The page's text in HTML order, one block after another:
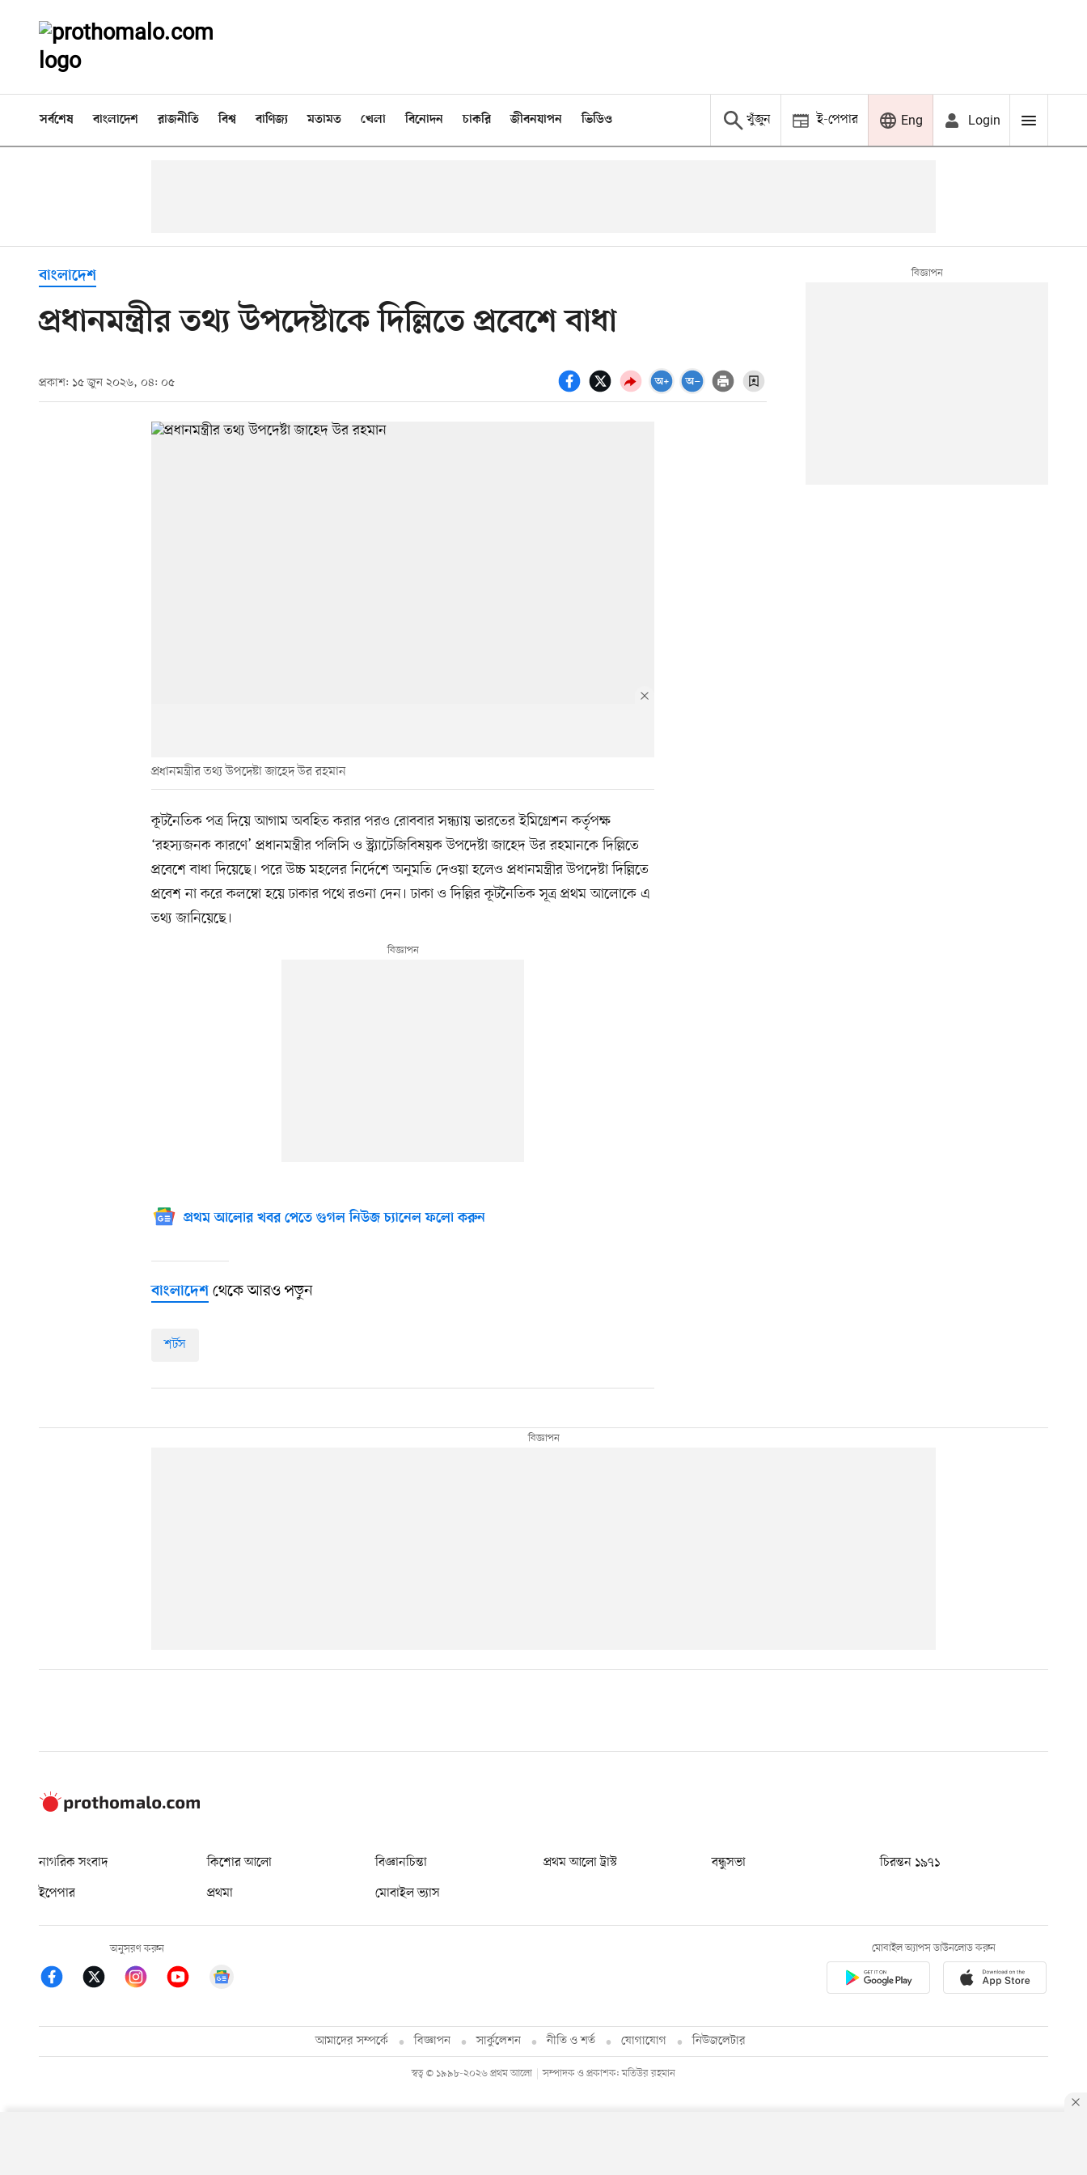
সর্বশেষ বাংলাদেশ রাজনীতি বিশ্ব বাণিজ্য মতামত খেলা বিনোদন চাকরি জীবনযাপন ভিডিও খুঁজুন ই-পেপার Eng Login
বাংলাদেশ
প্রধানমন্ত্রীর তথ্য উপদেষ্টাকে দিল্লিতে প্রবেশে বাধা
প্রকাশ: ১৫ জুন ২০২৬, ০৪: ০৫
প্রধানমন্ত্রীর তথ্য উপদেষ্টা জাহেদ উর রহমান
কূটনৈতিক পত্র দিয়ে আগাম অবহিত করার পরও রোববার সন্ধ্যায় ভারতের ইমিগ্রেশন কর্তৃপক্ষ
‘রহস্যজনক কারণে’ প্রধানমন্ত্রীর পলিসি ও স্ট্র্যাটেজিবিষয়ক উপদেষ্টা জাহেদ উর রহমানকে দিল্লিতে
প্রবেশে বাধা দিয়েছে। পরে উচ্চ মহলের নির্দেশে অনুমতি দেওয়া হলেও প্রধানমন্ত্রীর উপদেষ্টা দিল্লিতে
প্রবেশ না করে কলম্বো হয়ে ঢাকার পথে রওনা দেন। ঢাকা ও দিল্লির কূটনৈতিক সূত্র প্রথম আলোকে এ
তথ্য জানিয়েছে।
প্রথম আলোর খবর পেতে গুগল নিউজ চ্যানেল ফলো করুন
বাংলাদেশ থেকে আরও পড়ুন
শর্টস
নাগরিক সংবাদ কিশোর আলো বিজ্ঞানচিন্তা প্রথম আলো ট্রাস্ট বন্ধুসভা
চিরন্তন ১৯৭১
ইপেপার
প্রথমা মোবাইল ভ্যাস
অনুসরণ করুন মোবাইল অ্যাপস ডাউনলোড করুন
আমাদের সম্পর্কে বিজ্ঞাপন সার্কুলেশন নীতি ও শর্ত যোগাযোগ নিউজলেটার
স্বত্ব © ১৯৯৮-২০২৬ প্রথম আলো সম্পাদক ও প্রকাশক: মতিউর রহমান